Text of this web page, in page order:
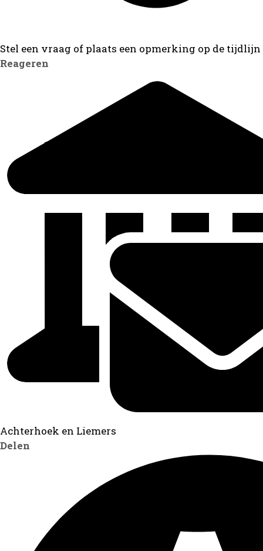
Stel een vraag of plaats een opmerking op de tijdlijn
Reageren
Achterhoek en Liemers
Delen